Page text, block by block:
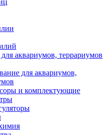
аквариумов, террариумов
для аквариумов,
и комплектующие